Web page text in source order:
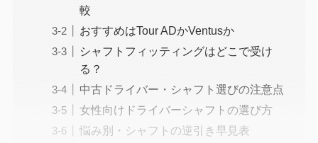
較
おすすめはTour ADかVentusか
シャフトフィッティングはどこで受け
る？
中古ドライバー・シャフト選びの注意点
女性向けドライバーシャフトの選び方
悩み別・シャフトの逆引き早見表